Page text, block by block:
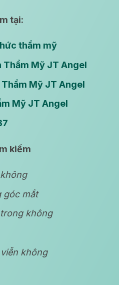
tại:
thẩm mỹ
Thẩm Mỹ JT Angel
Thẩm Mỹ JT Angel
Mỹ JT Angel
kiếm
góc mắt
không
không